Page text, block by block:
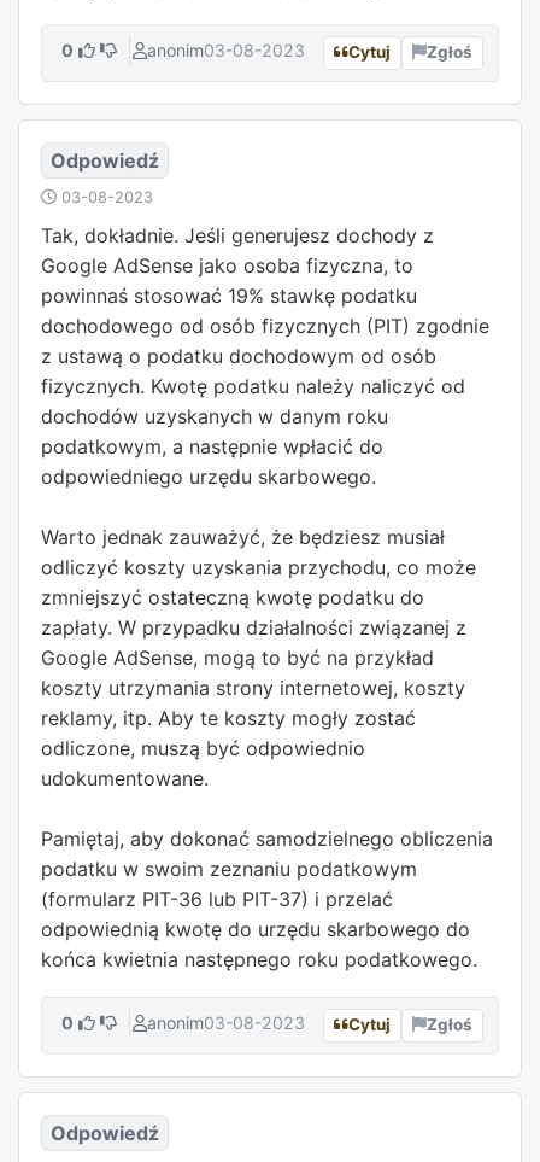
0 anonim03-08-2023 Cytuj Zgłoś
Odpowiedź
03-08-2023
Tak, dokładnie. Jeśli generujesz dochody z
Google AdSense jako osoba fizyczna, to
powinnaś stosować 19% stawkę podatku
dochodowego od osób fizycznych (PIT) zgodnie
z ustawą o podatku dochodowym od osób
fizycznych. Kwotę podatku należy naliczyć od
dochodów uzyskanych w danym roku
podatkowym, a następnie wpłacić do
odpowiedniego urzędu skarbowego.
Warto jednak zauważyć, że będziesz musiał
odliczyć koszty uzyskania przychodu, co może
zmniejszyć ostateczną kwotę podatku do
zapłaty. W przypadku działalności związanej z
Google AdSense, mogą to być na przykład
koszty utrzymania strony internetowej, koszty
reklamy, itp. Aby te koszty mogły zostać
odliczone, muszą być odpowiednio
udokumentowane.
Pamiętaj, aby dokonać samodzielnego obliczenia
podatku w swoim zeznaniu podatkowym
(formularz PIT-36 lub PIT-37) i przelać
odpowiednią kwotę do urzędu skarbowego do
końca kwietnia następnego roku podatkowego.
0 anonim03-08-2023 Cytuj Zgłoś
Odpowiedź